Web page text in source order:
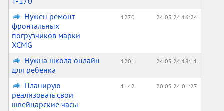
Нужен ремонт
фронтальных
погрузчиков марки
XCMG
1270 24.03.24 16:24
Нужна школа онлайн
для ребенка
1201 24.03.24 18:11
Планирую
реализовать свои
швейцарские часы
1142 20.03.24 01:27